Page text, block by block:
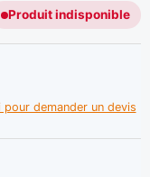
Produit indisponible
pour demander un devis